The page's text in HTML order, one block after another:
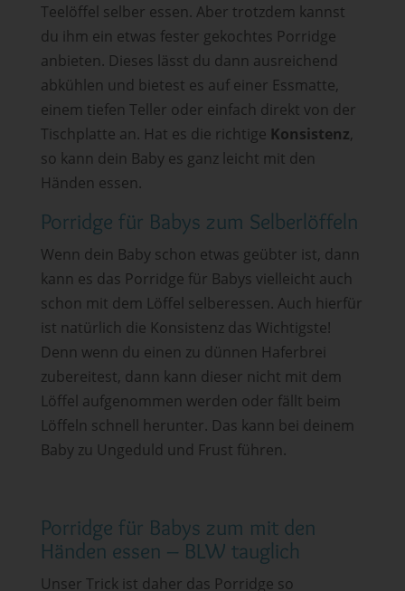
Teelöffel selber essen. Aber trotzdem kannst
du ihm ein etwas fester gekochtes Porridge
anbieten. Dieses lässt du dann ausreichend
abkühlen und bietest es auf einer Essmatte,
einem tiefen Teller oder einfach direkt von der
Tischplatte an. Hat es die richtige Konsistenz,
so kann dein Baby es ganz leicht mit den
Händen essen.
Porridge für Babys zum Selberlöffeln
Wenn dein Baby schon etwas geübter ist, dann
kann es das Porridge für Babys vielleicht auch
schon mit dem Löffel selberessen. Auch hierfür
ist natürlich die Konsistenz das Wichtigste!
Denn wenn du einen zu dünnen Haferbrei
zubereitest, dann kann dieser nicht mit dem
Löffel aufgenommen werden oder fällt beim
Löffeln schnell herunter. Das kann bei deinem
Baby zu Ungeduld und Frust führen.
Porridge für Babys zum mit den
Händen essen – BLW tauglich
Unser Trick ist daher das Porridge so